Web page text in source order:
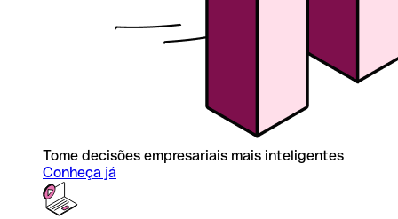
Tome decisões empresariais mais inteligentes
Conheça já